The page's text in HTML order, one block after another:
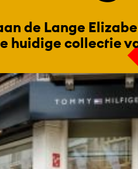
de Lange
huidige collectie